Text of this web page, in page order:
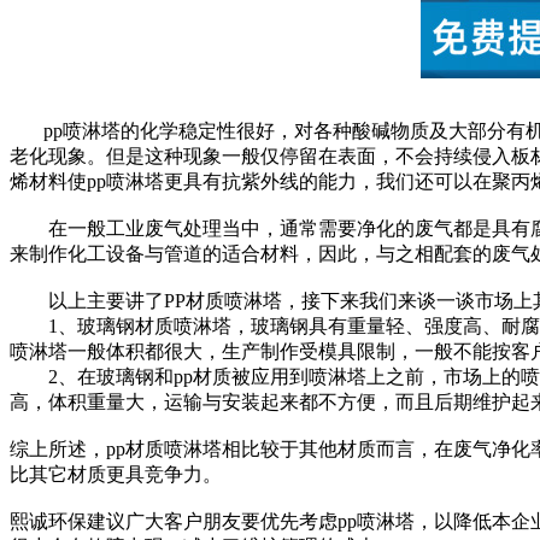
pp喷淋塔的化学稳定性很好，对各种酸碱物质及大部分有
老化现象。但是这种现象一般仅停留在表面，不会持续侵入
烯材料使pp喷淋塔更具有抗紫外线的能力，我们还可以在聚
在一般工业废气处理当中，通常需要净化的废气都是具有
来制作化工设备与管道的适合材料，因此，与之相配套的废
以上主要讲了PP材质喷淋塔，接下来我们来谈一谈市场上
1、玻璃钢材质喷淋塔，玻璃钢具有重量轻、强度高、耐腐
喷淋塔一般体积都很大，生产制作受模具限制，一般不能按
2、在玻璃钢和pp材质被应用到喷淋塔上之前，市场上的喷
高，体积重量大，运输与安装起来都不方便，而且后期维护起
综上所述，pp材质喷淋塔相比较于其他材质而言，在废气净
比其它材质更具竞争力。
熙诚环保建议广大客户朋友要优先考虑pp喷淋塔，以降低本